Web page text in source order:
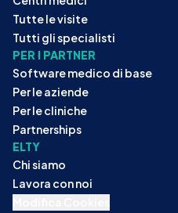
Tutte le visite
Tutti gli specialisti
PER I PARTNER
Software medico di base
Per le aziende
Per le cliniche
Partnerships
ELTY
Chi siamo
Lavora con noi